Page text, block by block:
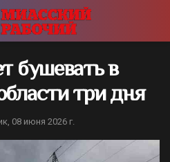
бушевать в
три дня
08 июня 2026 г.